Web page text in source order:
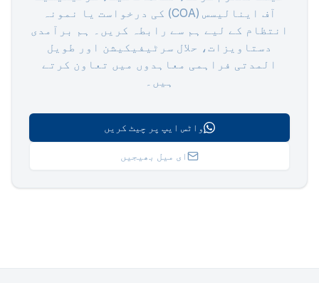
آف اینالیسس (COA) کی درخواست یا نمونہ
انتظام کے لیے ہم سے رابطہ کریں۔ ہم برآمدی
دستاویزات، حلال سرٹیفیکیشن اور طویل
المدتی فراہمی معاہدوں میں تعاون کرتے
ہیں۔
واٹس ایپ پر چیٹ کریں
ای میل بھیجیں